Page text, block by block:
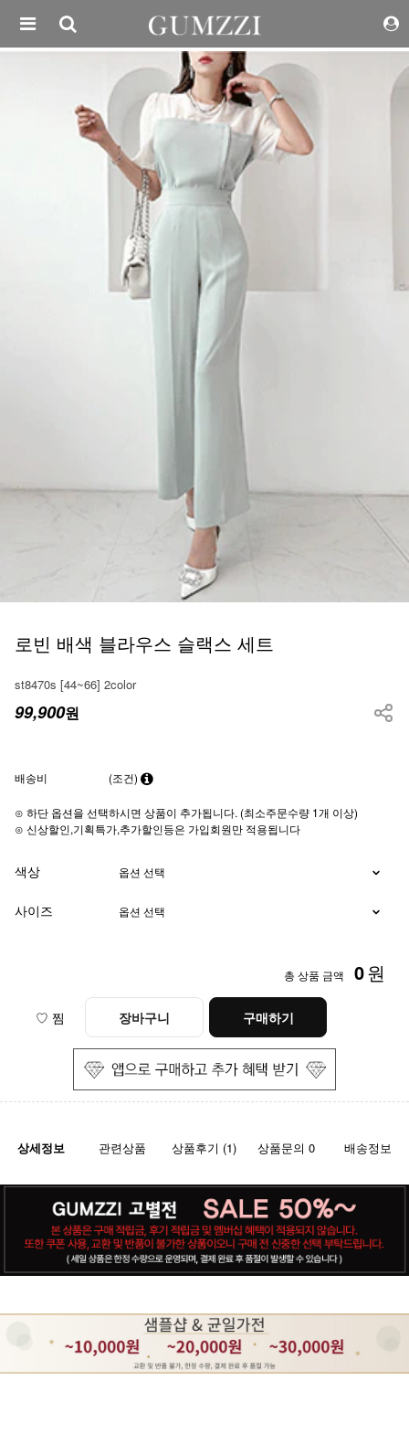
로빈 배색 블라우스 슬랙스 세트
st8470s [44~66] 2color
99,900원
배송비 (조건)
⊙ 하단 옵션을 선택하시면 상품이 추가됩니다. (최소주문수량 1개 이상)
⊙ 신상할인,기획특가,추가할인등은 가입회원만 적용됩니다
색상
사이즈
총 상품 금액 0원
♡ 찜 장바구니 구매하기
상세정보 관련상품 상품후기 (1) 상품문의 0 배송정보